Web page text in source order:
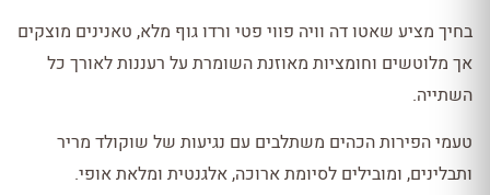
בחיך מציע שאטו דה וויה פווי פטי ורדו גוף מלא, טאנינים מוצקים
אך מלוטשים וחומציות מאוזנת השומרת על רעננות לאורך כל
השתייה.
טעמי הפירות הכהים משתלבים עם נגיעות של שוקולד מריר
ותבלינים, ומובילים לסיומת ארוכה, אלגנטית ומלאת אופי.